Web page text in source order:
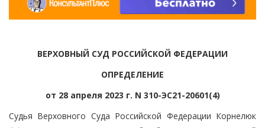
ВЕРХОВНЫЙ СУД РОССИЙСКОЙ ФЕДЕРАЦИИ
ОПРЕДЕЛЕНИЕ
от 28 апреля 2023 г. N 310-ЭС21-20601(4)
Судья Верховного Суда Российской Федерации Корнелюк